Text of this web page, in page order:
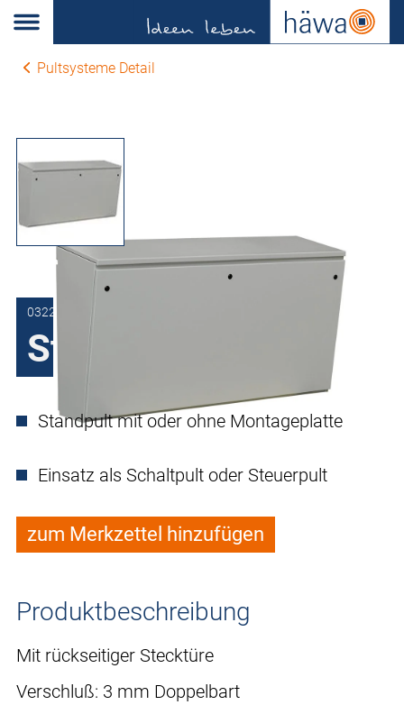
Pultsysteme Detail
0322-2090-45-17
Standpult H122
Standpult mit oder ohne Montageplatte
Einsatz als Schaltpult oder Steuerpult
zum Merkzettel hinzufügen
Produktbeschreibung
Mit rückseitiger Stecktüre
Verschluß: 3 mm Doppelbart